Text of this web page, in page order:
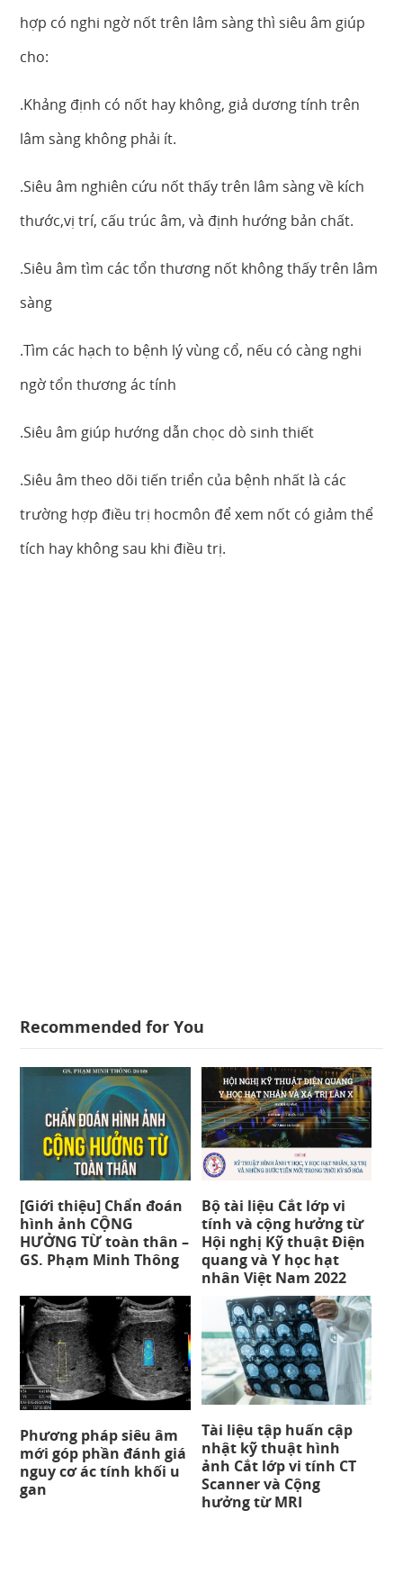
hợp có nghi ngờ nốt trên lâm sàng thì siêu âm giúp
cho:
.Khảng định có nốt hay không, giả dương tính trên
lâm sàng không phải ít.
.Siêu âm nghiên cứu nốt thấy trên lâm sàng về kích
thước,vị trí, cấu trúc âm, và định hướng bản chất.
.Siêu âm tìm các tổn thương nốt không thấy trên lâm
sàng
.Tìm các hạch to bệnh lý vùng cổ, nếu có càng nghi
ngờ tổn thương ác tính
.Siêu âm giúp hướng dẫn chọc dò sinh thiết
.Siêu âm theo dõi tiến triển của bệnh nhất là các
trường hợp điều trị hocmôn để xem nốt có giảm thể
tích hay không sau khi điều trị.
Recommended for You
[Giới thiệu] Chẩn đoán
hình ảnh CỘNG
HƯỞNG TỪ toàn thân –
GS. Phạm Minh Thông
Bộ tài liệu Cắt lớp vi
tính và cộng hưởng từ
Hội nghị Kỹ thuật Điện
quang và Y học hạt
nhân Việt Nam 2022
Phương pháp siêu âm
mới góp phần đánh giá
nguy cơ ác tính khối u
gan
Tài liệu tập huấn cập
nhật kỹ thuật hình
ảnh Cắt lớp vi tính CT
Scanner và Cộng
hưởng từ MRI